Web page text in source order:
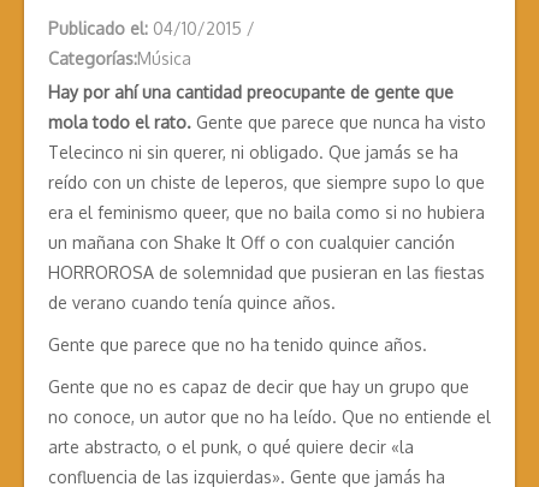
Publicado el: 04/10/2015 /
Categorías:Música
Hay por ahí una cantidad preocupante de gente que
mola todo el rato. Gente que parece que nunca ha visto
Telecinco ni sin querer, ni obligado. Que jamás se ha
reído con un chiste de leperos, que siempre supo lo que
era el feminismo queer, que no baila como si no hubiera
un mañana con Shake It Off o con cualquier canción
HORROROSA de solemnidad que pusieran en las fiestas
de verano cuando tenía quince años.
Gente que parece que no ha tenido quince años.
Gente que no es capaz de decir que hay un grupo que
no conoce, un autor que no ha leído. Que no entiende el
arte abstracto, o el punk, o qué quiere decir «la
confluencia de las izquierdas». Gente que jamás ha